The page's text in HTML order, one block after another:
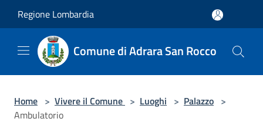
Regione Lombardia
Comune di Adrara San Rocco
Home > Vivere il Comune > Luoghi > Palazzo >
Ambulatorio